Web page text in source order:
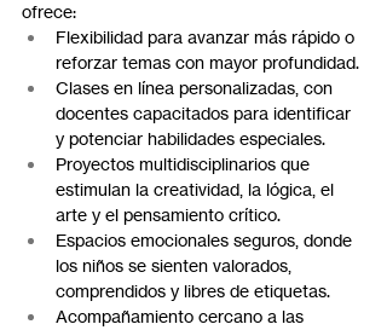
ofrece:
Flexibilidad para avanzar más rápido o
reforzar temas con mayor profundidad.
Clases en línea personalizadas, con
docentes capacitados para identificar
y potenciar habilidades especiales.
Proyectos multidisciplinarios que
estimulan la creatividad, la lógica, el
arte y el pensamiento crítico.
Espacios emocionales seguros, donde
los niños se sienten valorados,
comprendidos y libres de etiquetas.
Acompañamiento cercano a las